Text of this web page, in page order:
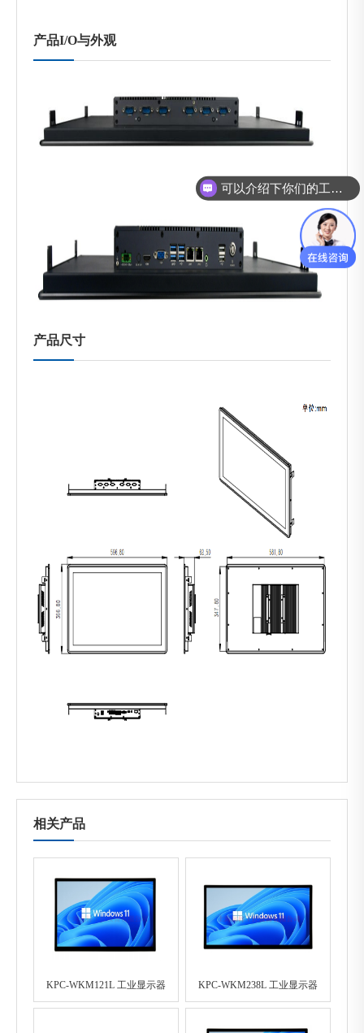
产品I/O与外观
产品尺寸
相关产品
KPC-WKM121L 工业显示器 KPC-WKM238L 工业显示器
可以介绍下你们的工控机么？